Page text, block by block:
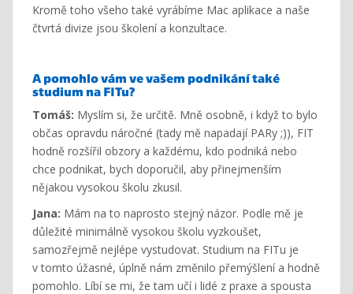
Kromě toho všeho také vyrábíme Mac aplikace a naše
čtvrtá divize jsou školení a konzultace.
A pomohlo vám ve vašem podnikání také
studium na FITu?
Tomáš: Myslím si, že určitě. Mně osobně, i když to bylo
občas opravdu náročné (tady mě napadají PARy ;)), FIT
hodně rozšířil obzory a každému, kdo podniká nebo
chce podnikat, bych doporučil, aby přinejmenším
nějakou vysokou školu zkusil.
Jana: Mám na to naprosto stejný názor. Podle mě je
důležité minimálně vysokou školu vyzkoušet,
samozřejmě nejlépe vystudovat. Studium na FITu je
v tomto úžasné, úplně nám změnilo přemýšlení a hodně
pomohlo. Líbí se mi, že tam učí i lidé z praxe a spousta